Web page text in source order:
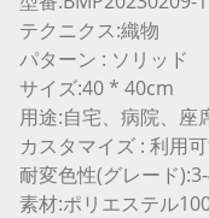
テクニクス:織物
パターン : ソリッド
サイズ:40 * 40cm
用途:自宅、病院、座
カスタマイズ : 利用
耐変色性(グレード
素材:ポリエステル